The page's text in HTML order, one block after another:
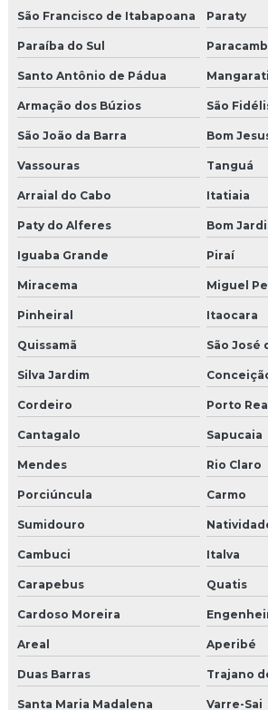
São Francisco de Itabapoana Paraty
Paraíba do Sul
Santo Antônio de Pádua
Armação dos Búzios São
São João da Barra Bom
Vassouras Tanguá
Arraial do Cabo Itatiaia
Paty do Alferes Bom
Iguaba Grande Piraí
Miracema Miguel
Pinheiral Itaocara
Quissamã São José
Silva Jardim
Cordeiro Porto
Cantagalo Sapucaia
Mendes Rio Claro
Porciúncula Carmo
Sumidouro
Cambuci Italva
Carapebus Quatis
Cardoso Moreira
Areal Aperibé
Duas Barras Trajano
Santa Maria Madalena Varre-Sai